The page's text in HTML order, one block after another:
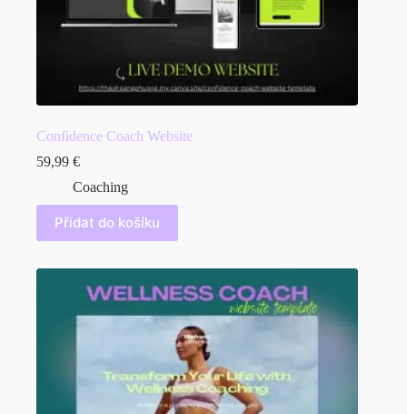
Confidence Coach Website
59,99 €
Coaching
Přidat do košíku